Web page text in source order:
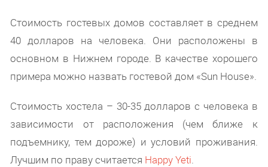
Стоимость гостевых домов составляет в среднем
40 долларов на человека. Они расположены в
основном в Нижнем городе. В качестве хорошего
примера можно назвать гостевой дом «Sun House».
Стоимость хостела – 30-35 долларов с человека в
зависимости от расположения (чем ближе к
подъемнику, тем дороже) и условий проживания.
Лучшим по праву считается Happy Yeti.